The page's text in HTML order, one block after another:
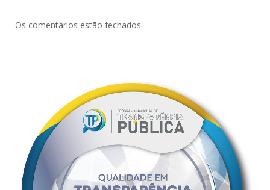
Os comentários estão fechados.